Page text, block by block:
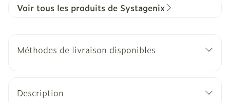
Voir tous les produits de Systagenix
Méthodes de livraison disponibles
Description